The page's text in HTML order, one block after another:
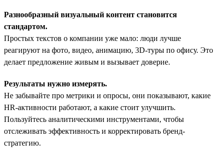
Разнообразный визуальный контент становится
стандартом.
Простых текстов о компании уже мало: люди лучше
реагируют на фото, видео, анимацию, 3D-туры по офису. Это
делает предложение живым и вызывает доверие.
Результаты нужно измерять.
Не забывайте про метрики и опросы, они показывают, какие
HR-активности работают, а какие стоит улучшить.
Пользуйтесь аналитическими инструментами, чтобы
отслеживать эффективность и корректировать бренд-
стратегию.